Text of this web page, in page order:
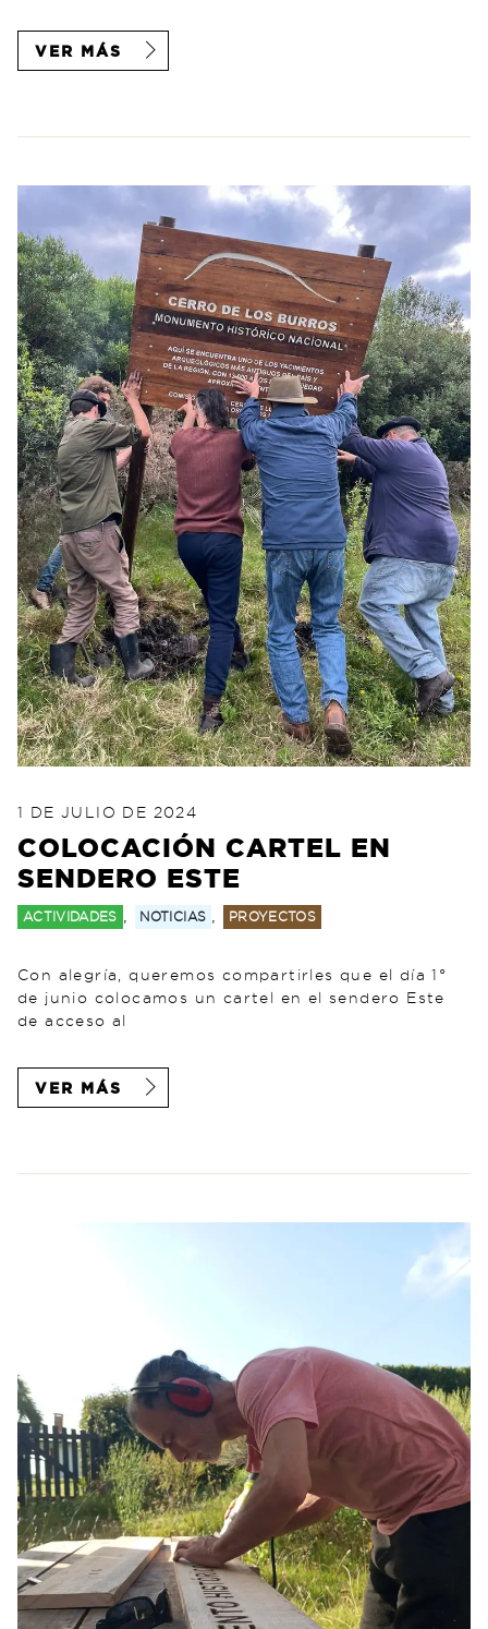
VER MÁS
POSTED ON
1 DE JULIO DE 2024
COLOCACIÓN CARTEL EN
SENDERO ESTE
ACTIVIDADES NOTICIAS PROYECTOS
Con alegría, queremos compartirles que el día 1°
de junio colocamos un cartel en el sendero Este
de acceso al
VER MÁS